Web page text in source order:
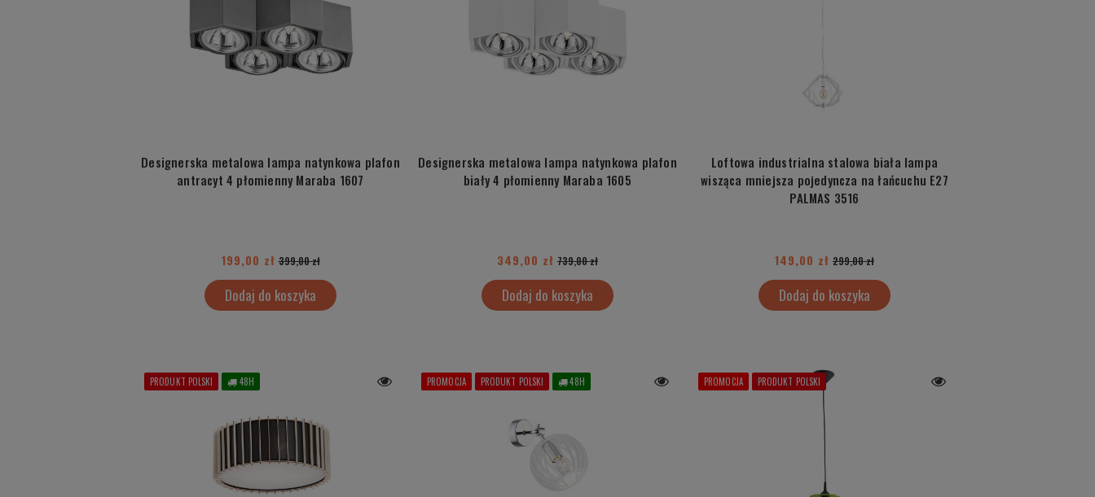
Designerska metalowa lampa natynkowa plafon
antracyt 4 płomienny Maraba 1607
199,00 zł 399,00 zł
Dodaj do koszyka
Designerska metalowa lampa natynkowa plafon
biały 4 płomienny Maraba 1605
349,00 zł 739,00 zł
Dodaj do koszyka
Loftowa industrialna stalowa biała lampa
wisząca mniejsza pojedyncza na łańcuchu E27
PALMAS 3516
149,00 zł 299,00 zł
Dodaj do koszyka
PRODUKT POLSKI 48H PROMOCJA PRODUKT POLSKI 48H PROMOCJA PRODUKT POLSKI